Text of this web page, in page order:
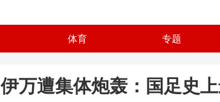
体育 专题
伊万遭集体炮轰：国足史